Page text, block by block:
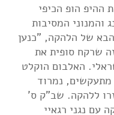
הופ הכיפי
המסיבות
של הלהקה, "כנען
זה שרקח סופית את
האלבום הוקלט
מתעקשים, נמרוד
ללהקה. שב"ק ס'
עם נגני רגאיי